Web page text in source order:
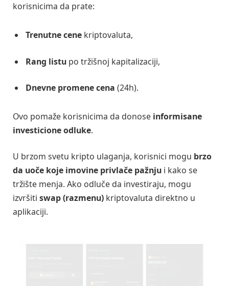
korisnicima da prate:
Trenutne cene kriptovaluta,
Rang listu po tržišnoj kapitalizaciji,
Dnevne promene cena (24h).
Ovo pomaže korisnicima da donose informisane
investicione odluke.
U brzom svetu kripto ulaganja, korisnici mogu brzo
da uoče koje imovine privlače pažnju i kako se
tržište menja. Ako odluče da investiraju, mogu
izvršiti swap (razmenu) kriptovaluta direktno u
aplikaciji.